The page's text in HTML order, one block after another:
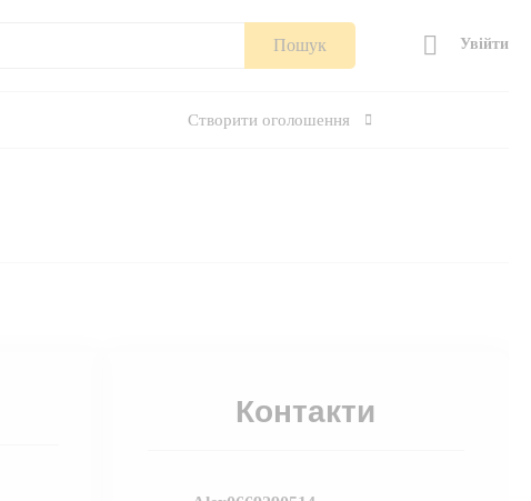
Пошук Увійти
Створити оголошення
Контакти